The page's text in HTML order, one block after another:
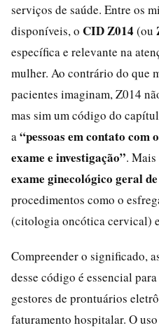
serviços de saúde. Entre os
disponíveis, o CID Z014 (ou
específica e relevante na
mulher. Ao contrário do que
pacientes imaginam, Z014
mas sim um código do
a “pessoas em contato com
exame e investigação”.
exame ginecológico geral
procedimentos como o
(citologia oncótica cervical)
Compreender o significado,
desse código é essencial
gestores de prontuários
faturamento hospitalar. O